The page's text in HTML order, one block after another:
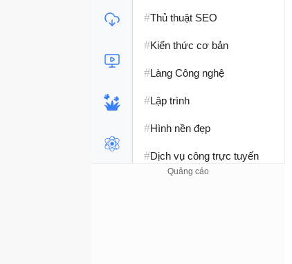
#Thủ thuật SEO
#Kiến thức cơ bản
#Làng Công nghệ
#Lập trình
#Hình nền đẹp
#Dịch vụ công trực tuyến